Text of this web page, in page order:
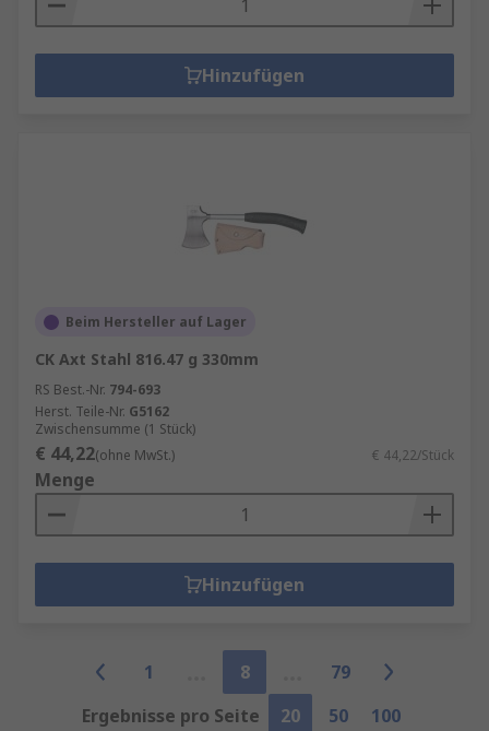
Hinzufügen
Beim Hersteller auf Lager
CK Axt Stahl 816.47 g 330mm
RS Best.-Nr. 794-693
Herst. Teile-Nr. G5162
Zwischensumme (1 Stück)
€ 44,22(ohne MwSt.) € 44,22/Stück
Menge
Hinzufügen
1 8
79
Ergebnisse pro Seite
20 50 100